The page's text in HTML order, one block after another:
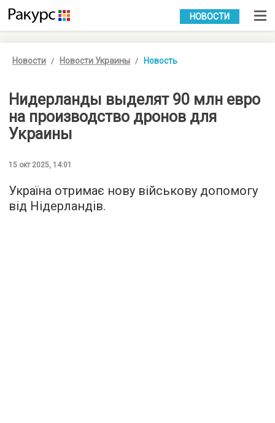
УКР РУС
НОВОСТИ
Новости Новости Украины Новость
Нидерланды выделят 90 млн евро
на производство дронов для
Украины
15 окт 2025, 14:01
Україна отримає нову військову допомогу
від Нідерландів.